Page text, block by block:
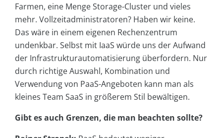
Farmen, eine Menge Storage-Cluster und vieles
mehr. Vollzeitadministratoren? Haben wir keine.
Das wäre in einem eigenen Rechenzentrum
undenkbar. Selbst mit IaaS würde uns der Aufwand
der Infrastrukturautomatisierung überfordern. Nur
durch richtige Auswahl, Kombination und
Verwendung von PaaS-Angeboten kann man als
kleines Team SaaS in größerem Stil bewältigen.
Gibt es auch Grenzen, die man beachten sollte?